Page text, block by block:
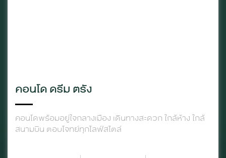
คอนโด ดรีม ตรัง
คอนโดพร้อมอยู่ใจกลางเมือง เดินทางสะดวก ใกล้ห้าง ใกล้
สนามบิน ตอบโจทย์ทุกไลฟ์สไตล์